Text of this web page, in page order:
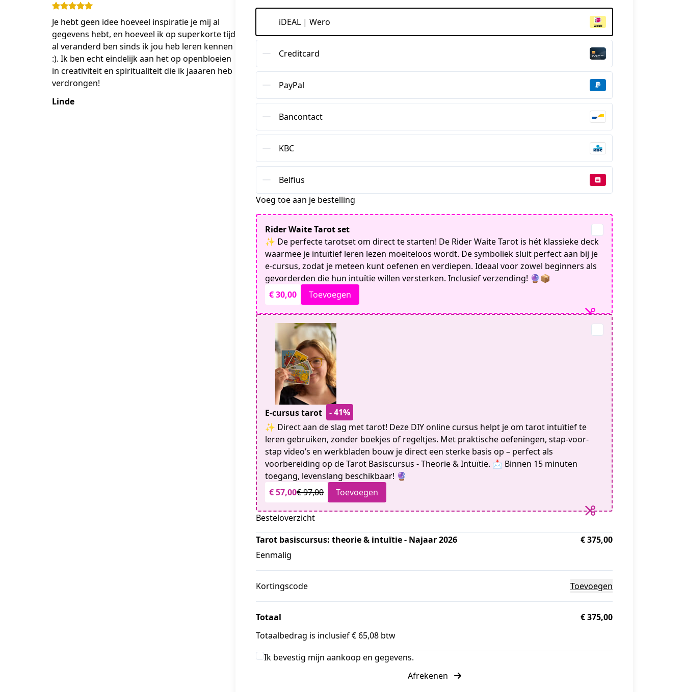
Je hebt geen idee hoeveel inspiratie je mij al
gegevens hebt, en hoeveel ik op superkorte tijd
al veranderd ben sinds ik jou heb leren kennen
:). Ik ben echt eindelijk aan het op openbloeien
in creativiteit en spiritualiteit die ik jaaaren heb
verdrongen!
Linde
iDEAL | Wero
Creditcard
PayPal
Bancontact
KBC
Belfius
Voeg toe aan je bestelling
Rider Waite Tarot set
✨ De perfecte tarotset om direct te starten! De Rider Waite Tarot is hét klassieke deck
waarmee je intuïtief leren lezen moeiteloos wordt. De symboliek sluit perfect aan bij je
e-cursus, zodat je meteen kunt oefenen en verdiepen. Ideaal voor zowel beginners als
gevorderden die hun intuïtie willen versterken. Inclusief verzending! 🔮📦
€ 30,00
Toevoegen
E-cursus tarot
- 41%
✨ Direct aan de slag met tarot! Deze DIY online cursus helpt je om tarot intuïtief te
leren gebruiken, zonder boekjes of regeltjes. Met praktische oefeningen, stap-voor-
stap video’s en werkbladen bouw je direct een sterke basis op – perfect als
voorbereiding op de Tarot Basiscursus - Theorie & Intuïtie. 📩 Binnen 15 minuten
toegang, levenslang beschikbaar! 🔮
€ 57,00€ 97,00 Toevoegen
Besteloverzicht
Tarot basiscursus: theorie & intuïtie - Najaar 2026
Eenmalig
€ 375,00
Kortingscode Toevoegen
Totaal
€ 375,00
Totaalbedrag is inclusief € 65,08 btw
Ik bevestig mijn aankoop en gegevens.
Afrekenen